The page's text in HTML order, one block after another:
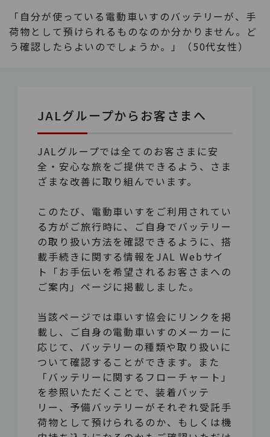
「自分が使っている電動車いすのバッテリーが、手
荷物として預けられるものなのか分かりません。ど
う確認したらよいのでしょうか。」（50代女性）
JALグループからお客さまへ
JALグループでは全てのお客さまに安
全・安心な旅をご提供できるよう、さま
ざまな改善に取り組んでいます。
このたび、電動車いすをご利用されてい
る方がご旅行時に、ご自身でバッテリー
の取り扱い方法を確認できるように、搭
載手続きに関する情報をJAL Webサイ
ト「お手伝いを希望されるお客さまへの
ご案内」ページに掲載しました。
当該ページでは車いす協会にリンクを掲
載し、ご自身の電動車いすのメーカーに
応じて、バッテリーの種類や取り扱いに
ついて確認することができます。また
「バッテリーに関するフローチャート」
を参照いただくことで、装着バッテ
リー、予備バッテリーがそれぞれ受託手
荷物として預けられるのか、もしくは機